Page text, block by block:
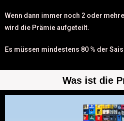
Wenn dann immer noch 2 oder
wird die Prämie aufgeteilt.
Es müssen mindestens 80 % der
Was ist die